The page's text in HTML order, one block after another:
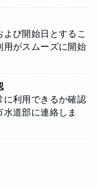
び開始日とするこ
用がスムーズに開始
に利用できるか確認
道部に連絡しま